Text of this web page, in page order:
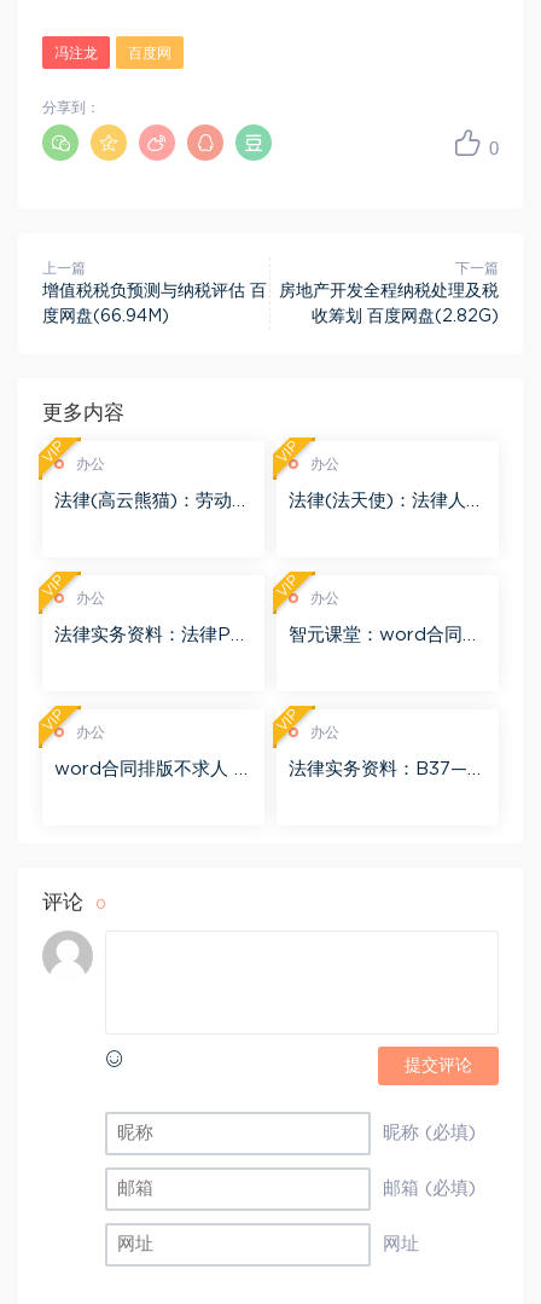
冯注龙 百度网
0
分享到：
上一篇
增值税税负预测与纳税评估 百
度网盘(66.94M)
下一篇
房地产开发全程纳税处理及税
收筹划 百度网盘(2.82G)
更多内容
办公
法律(高云熊猫)：劳动争
81M)
VIP 办公
法律(法天使)：法律人不
VIP
办公
法律实务资料：法律PP
VIP 办公
智元课堂：word合同排
VIP
办公
word合同排版不求人 百
VIP 办公
法律实务资料：B37—7
VIP
评论 0
提交评论
昵称 (必填)
邮箱 (必填)
网址